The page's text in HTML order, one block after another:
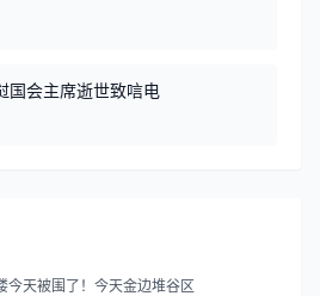
国会主席逝世致唁电
天被围了！今天金边堆谷区